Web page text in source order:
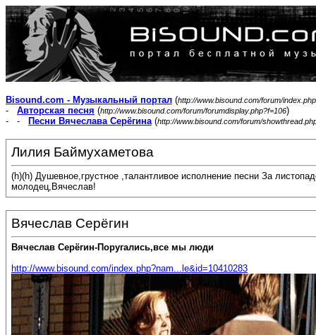
Bisound.com - Музыкальный портал (http://www.bisound.com/forum/index.php
- Авторская песня (http://www.bisound.com/forum/forumdisplay.php?f=106)
- -
Песни Вячеслава Серёгина(http://www.bisound.com/forum/
Лилия Баймухаметова
(h)(h) Душевное,грустное ,талантливое исполнение песни За
молодец,Вячеслав!
Вячеслав Серёгин
Вячеслав Серёгин-Поругались,все мы люди
http://www.bisound.com/index.php?nam...le&id=10410283